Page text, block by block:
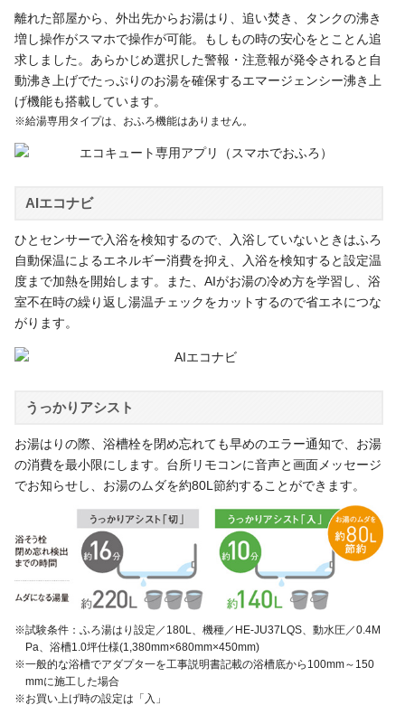
離れた部屋から、外出先からお湯はり、追い焚き、タンクの沸き
増し操作がスマホで操作が可能。もしもの時の安心をとことん追
求しました。あらかじめ選択した警報・注意報が発令されると自
動沸き上げでたっぷりのお湯を確保するエマージェンシー沸き上
げ機能も搭載しています。
※給湯専用タイプは、おふろ機能はありません。
AIエコナビ
ひとセンサーで入浴を検知するので、入浴していないときはふろ
自動保温によるエネルギー消費を抑え、入浴を検知すると設定温
度まで加熱を開始します。また、AIがお湯の冷め方を学習し、浴
室不在時の繰り返し湯温チェックをカットするので省エネにつな
がります。
うっかりアシスト
お湯はりの際、浴槽栓を閉め忘れても早めのエラー通知で、お湯
の消費を最小限にします。台所リモコンに音声と画面メッセージ
でお知らせし、お湯のムダを約80L節約することができます。
※試験条件：ふろ湯はり設定／180L、機種／HE-JU37LQS、動水圧／0.4M
Pa、浴槽1.0坪仕様(1,380mm×680mm×450mm)
※一般的な浴槽でアダプタ一を工事説明書記載の浴槽底から100mm～150
mmに施工した場合
※お買い上げ時の設定は「入」